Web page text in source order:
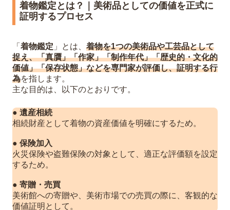
6
着物の価値を未来へつなぐために｜保管と
湿気対策の要「たとう紙」
保管場所は「桐タンス」が理想
【もしシミや汚れを見つけてしまった
ら？】
7 まとめ
Q1. 証紙がない着物は価値がありません
えますか？
Q3. 着物の鑑定に資格は必要ですか？
着物鑑定とは？｜美術品としての価値を正式に
証明するプロセス
「 着物鑑定 」とは、 着物を1つの美術品や工芸品として
捉え、「真贋」「作家」「制作年代」「歴史的・文化的
価値」「保存状態」などを専門家が評価し、証明する行
為を指します。
主な目的は、以下のとおりです。
● 遺産相続
相続財産として着物の資産価値を明確にするため。
● 保険加入
火災保険や盗難保険の対象として、適正な評価額を設定
するため。
● 寄贈・売買
美術館への寄贈や、美術市場での売買の際に、客観的な
価値証明として。